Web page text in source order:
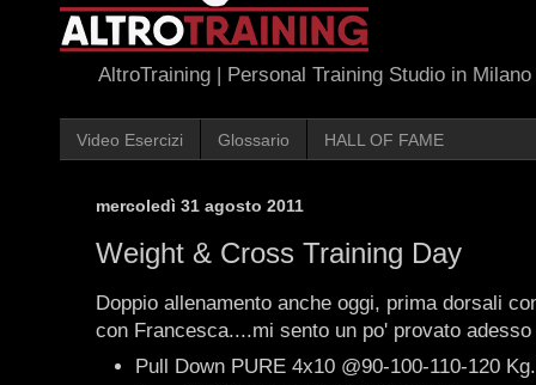
AltroTraining | Personal Training Studio in Milano
Video Esercizi Glossario HALL OF FAME
mercoledì 31 agosto 2011
Weight & Cross Training Day
Doppio allenamento anche oggi, prima dorsali
con Francesca....mi sento un po' provato
Pull Down PURE 4x10 @90-100-110-120 Kg.